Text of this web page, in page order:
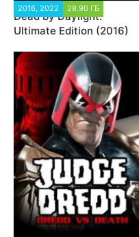
2016, 2022 28.90 ГБ
Dead by Daylight:
Ultimate Edition (2016)